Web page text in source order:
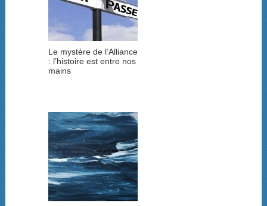
Le mystère de l’Alliance
: l’histoire est entre nos
mains